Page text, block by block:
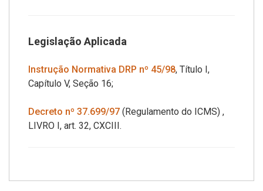
Legislação Aplicada
Instrução Normativa DRP nº 45/98, Título I,
Capítulo V, Seção 16;
Decreto nº 37.699/97 (Regulamento do ICMS) ,
LIVRO I, art. 32, CXCIII.